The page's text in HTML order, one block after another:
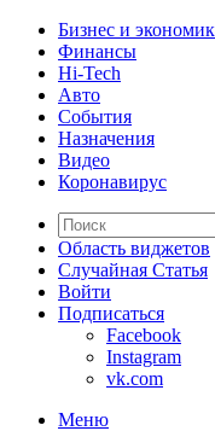
Бизнес и
Финансы
Hi-Tech
Авто
События
Назначения
Видео
Коронавирус
Область виджетов
Случайная Статья
Войти
Подписаться
Facebook
Instagram
vk.com
Меню